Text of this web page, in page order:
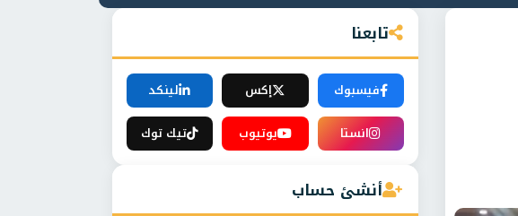
تابعنا
فيسبوك إكس
لينكد
انستا
يوتيوب تيك توك
أنشئ حساب